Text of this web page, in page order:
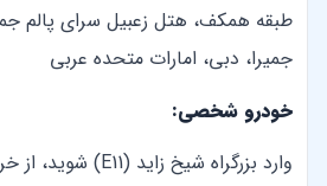
طبقه همکف، هتل زعبیل سرای پالم
جمیرا، دبی، امارات متحده عربی
خودرو شخصی: